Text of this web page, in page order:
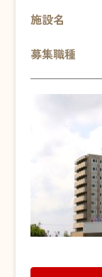
施設名
募集職種